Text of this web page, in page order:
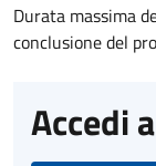
Durata massima
conclusione del
Accedi